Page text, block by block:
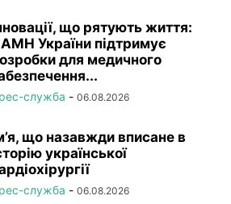
що рятують життя:
України підтримує
для медичного
служба - 06.08.2026
що назавжди вписане в
української
служба - 06.08.2026